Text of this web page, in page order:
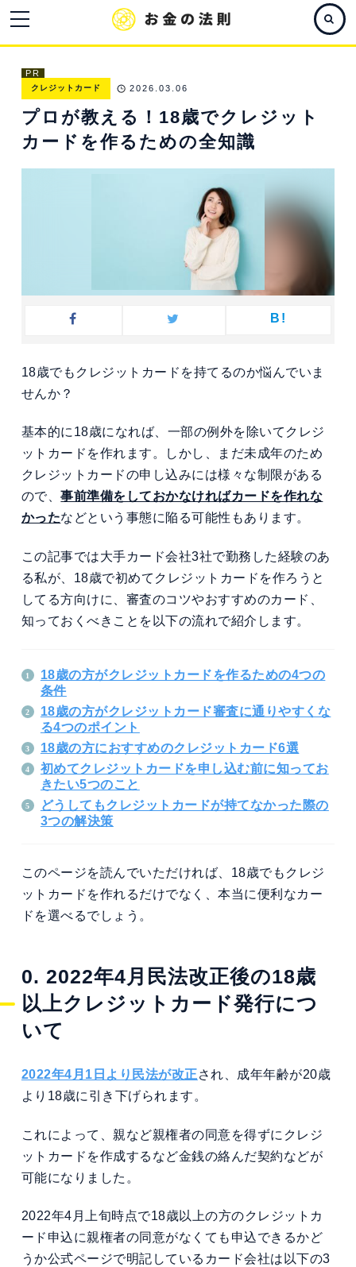
PR
クレジットカード 2026.03.06
プロが教える！18歳でクレジット
カードを作るための全知識
B!
18歳でもクレジットカードを持てるのか悩んでいま
せんか？
基本的に18歳になれば、一部の例外を除いてクレジ
ットカードを作れます。しかし、まだ未成年のため
クレジットカードの申し込みには様々な制限がある
ので、事前準備をしておかなければカードを作れな
かったなどという事態に陥る可能性もあります。
この記事では大手カード会社3社で勤務した経験のあ
る私が、18歳で初めてクレジットカードを作ろうと
してる方向けに、審査のコツやおすすめのカード、
知っておくべきことを以下の流れで紹介します。
18歳の方がクレジットカードを作るための4つの
条件
18歳の方がクレジットカード審査に通りやすくな
る4つのポイント
18歳の方におすすめのクレジットカード6選
初めてクレジットカードを申し込む前に知ってお
きたい5つのこと
どうしてもクレジットカードが持てなかった際の
3つの解決策
このページを読んでいただければ、18歳でもクレジ
ットカードを作れるだけでなく、本当に便利なカー
ドを選べるでしょう。
0. 2022年4月民法改正後の18歳
以上クレジットカード発行につ
いて
2022年4月1日より民法が改正され、成年年齢が20歳
より18歳に引き下げられます。
これによって、親など親権者の同意を得ずにクレジ
ットカードを作成するなど金銭の絡んだ契約などが
可能になりました。
2022年4月上旬時点で18歳以上の方のクレジットカ
ード申込に親権者の同意がなくても申込できるかど
うか公式ページで明記しているカード会社は以下の3